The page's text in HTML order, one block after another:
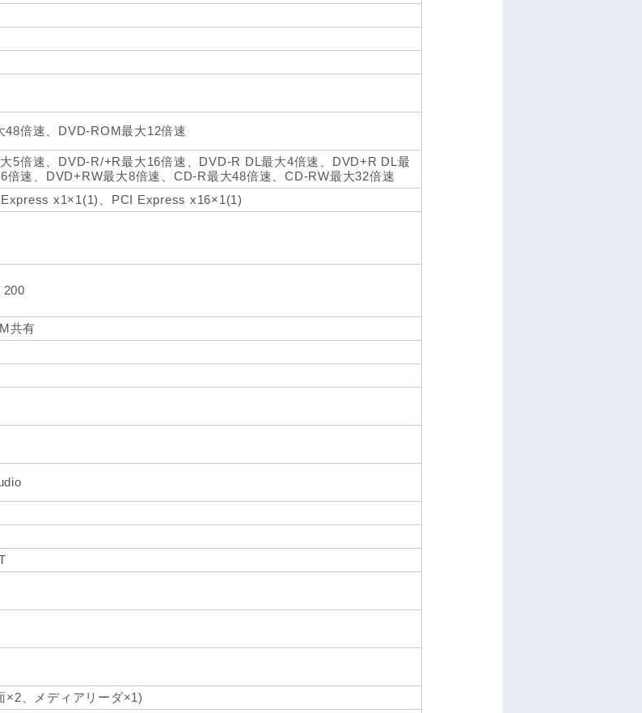
倍速、DVD-ROM最大12倍速
5倍速、DVD-R/+R最大16倍速、DVD-R DL最大4倍速、DVD+R DL最
倍速、DVD+RW最大8倍速、CD-R最大48倍速、CD-RW最大32倍速
x1×1(1)、PCI Express x16×1(1)
200
共有
×2、メディアリーダ×1)